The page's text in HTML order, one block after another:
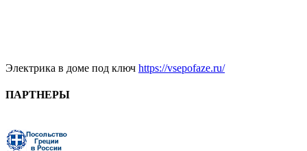
Электрика в доме под ключ https://vsepofaze.ru/
ПАРТНЕРЫ